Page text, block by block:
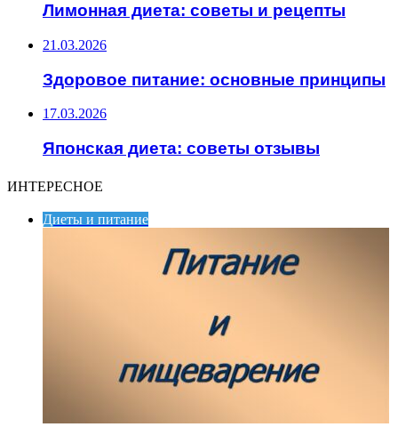
Лимонная диета: советы и рецепты
21.03.2026
Здоровое питание: основные принципы
17.03.2026
Японская диета: советы отзывы
ИНТЕРЕСНОЕ
Диеты и питание